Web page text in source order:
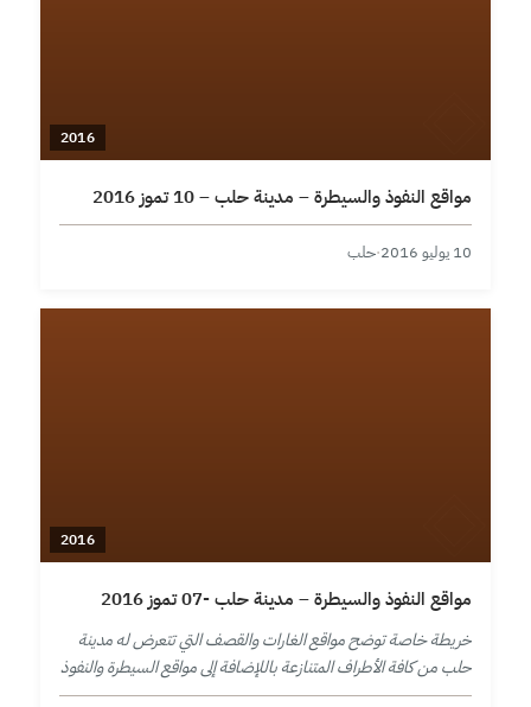
2016
مواقع النفوذ والسيطرة – مدينة حلب – 10 تموز 2016
10 يوليو 2016 ·حلب
2016
مواقع النفوذ والسيطرة – مدينة حلب -07 تموز 2016
خريطة خاصة توضح مواقع الغارات والقصف التي تتعرض له مدينة
حلب من كافة الأطراف المتنازعة باللإضافة إلى مواقع السيطرة والنفوذ
في المدينة ومحيطها حتى تاريخ 7 تموز 2016.